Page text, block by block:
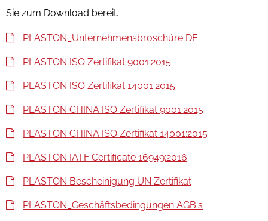
Sie zum Download bereit.
PLASTON_Unternehmensbroschüre DE
PLASTON ISO Zertifikat 9001:2015
PLASTON ISO Zertifikat 14001:2015
PLASTON CHINA ISO Zertifikat 9001:2015
PLASTON CHINA ISO Zertifikat 14001:2015
PLASTON IATF Certificate 16949:2016
PLASTON Bescheinigung UN Zertifikat
PLASTON_Geschäftsbedingungen AGB's